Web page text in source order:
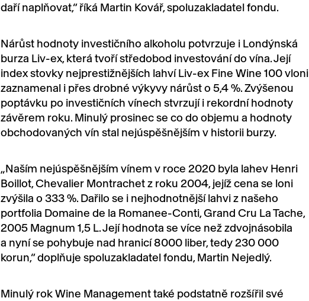
daří naplňovat,“ říká Martin Kovář, spoluzakladatel fondu.
Nárůst hodnoty investičního alkoholu potvrzuje i Londýnská
burza Liv-ex, která tvoří středobod investování do vína. Její
index stovky nejprestižnějších lahví Liv-ex Fine Wine 100 vloni
zaznamenal i přes drobné výkyvy nárůst o 5,4 %. Zvýšenou
poptávku po investičních vínech stvrzují i rekordní hodnoty
závěrem roku. Minulý prosinec se co do objemu a hodnoty
obchodovaných vín stal nejúspěšnějším v historii burzy.
„Naším nejúspěšnějším vínem v roce 2020 byla lahev Henri
Boillot, Chevalier Montrachet z roku 2004, jejíž cena se loni
zvýšila o 333 %. Dařilo se i nejhodnotnější lahvi z našeho
portfolia Domaine de la Romanee-Conti, Grand Cru La Tache,
2005 Magnum 1,5 L. Její hodnota se více než zdvojnásobila
a nyní se pohybuje nad hranicí 8000 liber, tedy 230 000
korun,“ doplňuje spoluzakladatel fondu, Martin Nejedlý.
Minulý rok Wine Management také podstatně rozšířil své